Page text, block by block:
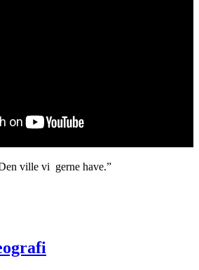
ville vi gerne have.”